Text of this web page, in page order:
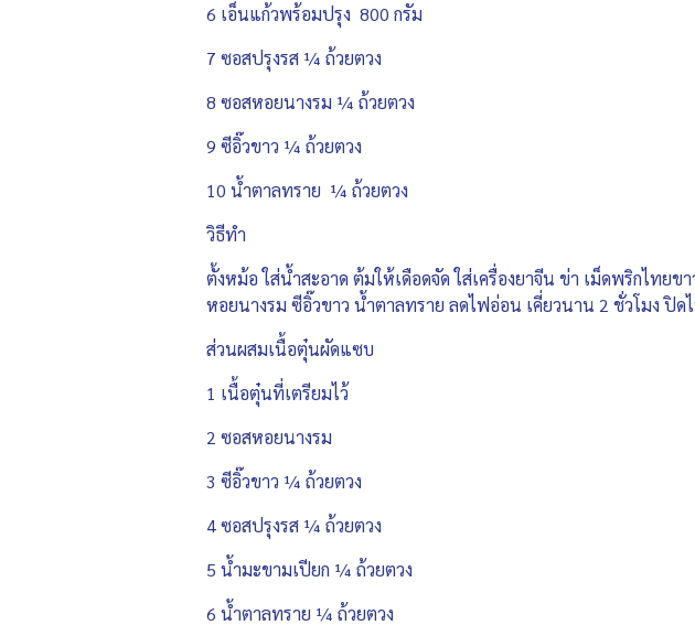
6 เอ็นแก้วพร้อมปรุง 800 กรัม
7 ซอสปรุงรส ¼ ถ้วยตวง
8 ซอสหอยนางรม ¼ ถ้วยตวง
9 ซีอิ๊วขาว ¼ ถ้วยตวง
10 น้ำตาลทราย ¼ ถ้วยตวง
วิธีทำ
ตั้งหม้อ ใส่น้ำสะอาด ต้มให้เดือดจัด ใส่เครื่องยาจีน ข่า เม็ดพริกไทย
หอยนางรม ซีอิ๊วขาว น้ำตาลทราย ลดไฟอ่อน เคี่ยวนาน 2 ชั่วโมง ปิด
ส่วนผสมเนื้อตุ๋นผัดแซบ
1 เนื้อตุ๋นที่เตรียมไว้
2 ซอสหอยนางรม
3 ซีอิ๊วขาว ¼ ถ้วยตวง
4 ซอสปรุงรส ¼ ถ้วยตวง
5 น้ำมะขามเปียก ¼ ถ้วยตวง
6 น้ำตาลทราย ¼ ถ้วยตวง